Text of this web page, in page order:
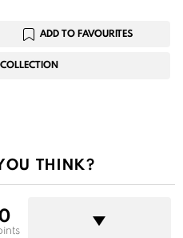
ADD TO FAVOURITES
THINK?